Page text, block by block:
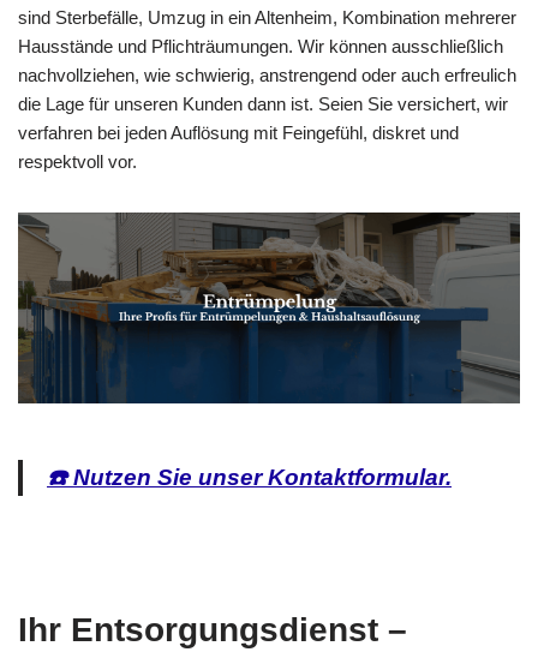
sind Sterbefälle, Umzug in ein Altenheim, Kombination mehrerer
Hausstände und Pflichträumungen. Wir können ausschließlich
nachvollziehen, wie schwierig, anstrengend oder auch erfreulich
die Lage für unseren Kunden dann ist. Seien Sie versichert, wir
verfahren bei jeden Auflösung mit Feingefühl, diskret und
respektvoll vor.
☎️ Nutzen Sie unser Kontaktformular.
Ihr Entsorgungsdienst –